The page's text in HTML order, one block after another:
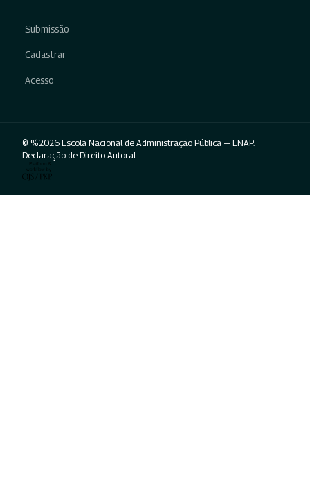
Submissão
Cadastrar
Acesso
© %2026 Escola Nacional de Administração Pública — ENAP.
Declaração de Direito Autoral